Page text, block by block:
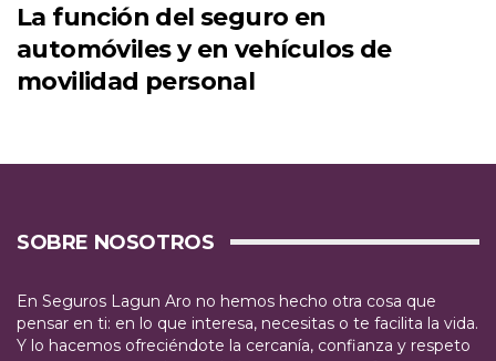
La función del seguro en
automóviles y en vehículos de
movilidad personal
SOBRE NOSOTROS
En Seguros Lagun Aro no hemos hecho otra cosa que
pensar en ti: en lo que interesa, necesitas o te facilita la vida.
Y lo hacemos ofreciéndote la cercanía, confianza y respeto